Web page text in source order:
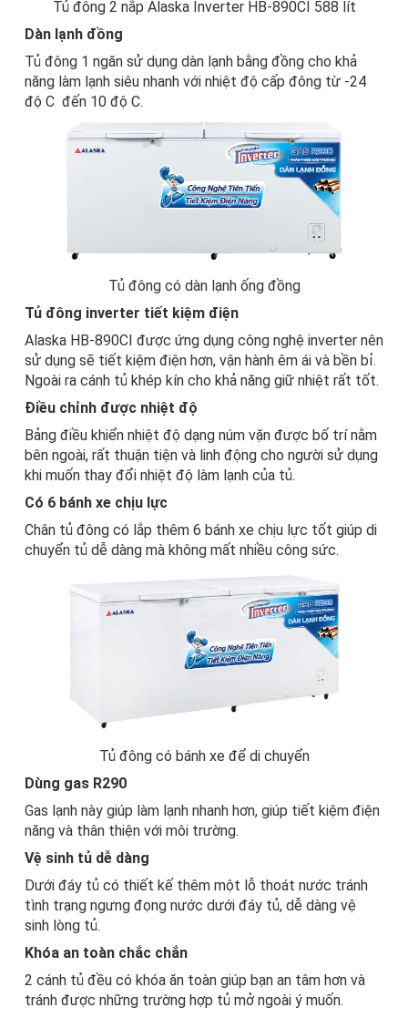
Tủ đông 2 nắp Alaska Inverter HB-890CI 588 lít
Dàn lạnh đồng
Tủ đông 1 ngăn sử dụng dàn lạnh bằng đồng cho khả
năng làm lạnh siêu nhanh với nhiệt độ cấp đông từ -24
độ C đến 10 độ C.
Tủ đông có dàn lạnh ống đồng
Tủ đông inverter tiết kiệm điện
Alaska HB-890CI được ứng dụng công nghệ inverter nên
sử dụng sẽ tiết kiệm điện hơn, vận hành êm ái và bền bỉ.
Ngoài ra cánh tủ khép kín cho khả năng giữ nhiệt rất tốt.
Điều chỉnh được nhiệt độ
Bảng điều khiển nhiệt độ dạng núm vặn được bố trí nằm
bên ngoài, rất thuận tiện và linh động cho người sử dụng
khi muốn thay đổi nhiệt độ làm lạnh của tủ.
Có 6 bánh xe chịu lực
Chân tủ đông có lắp thêm 6 bánh xe chịu lực tốt giúp di
chuyển tủ dễ dàng mà không mất nhiều công sức.
Tủ đông có bánh xe để di chuyển
Dùng gas R290
Gas lạnh này giúp làm lạnh nhanh hơn, giúp tiết kiệm điện
năng và thân thiện với môi trường.
Vệ sinh tủ dễ dàng
Dưới đáy tủ có thiết kế thêm một lỗ thoát nước tránh
tình trạng ngưng đọng nước dưới đáy tủ, dễ dàng vệ
sinh lòng tủ.
Khóa an toàn chắc chắn
2 cánh tủ đều có khóa ăn toàn giúp bạn an tâm hơn và
tránh được những trường hợp tủ mở ngoài ý muốn.